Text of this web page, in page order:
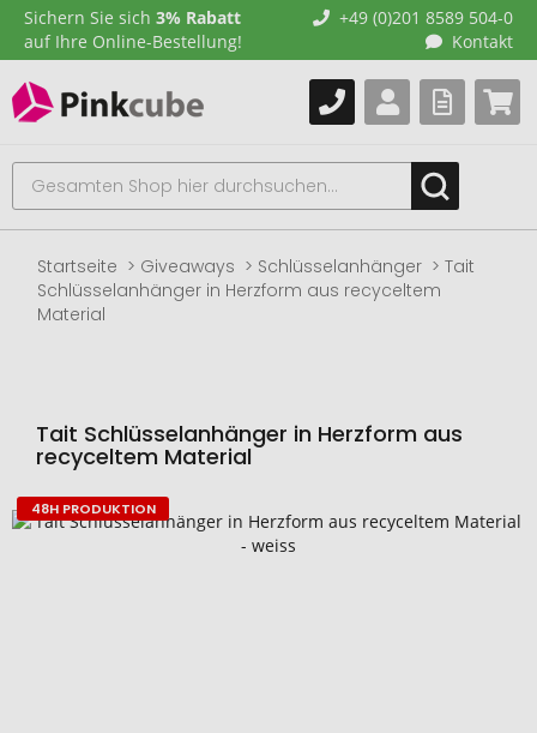
Sichern Sie sich 3% Rabatt
auf Ihre Online-Bestellung!
+49 (0)201 8589 504-0
Kontakt
Startseite Giveaways Schlüsselanhänger
Tait
Schlüsselanhänger in Herzform aus recyceltem
Material
Tait Schlüsselanhänger in Herzform aus
recyceltem Material
Zum
48H PRODUKTION